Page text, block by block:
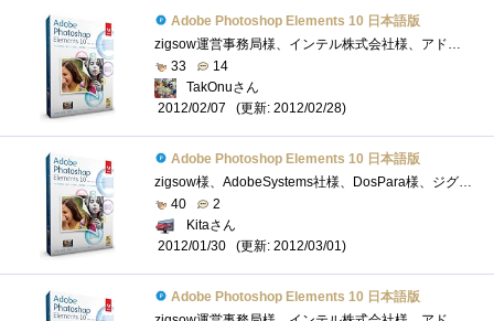
Adobe Photoshop Elements 10 日本語版
zigsow運営事務局様、インテル株式会社様、アドビシステムズ株式会社様、この度は、プレミアムレビュー「板東寛司のネコカメ写真教室-自分だけ�...
33
14
TakOnuさん
2012/02/07
(更新: 2012/02/28)
Adobe Photoshop Elements 10 日本語版
zigsow様、AdobeSystems社様、DosPara様、ジグソープレミアムレビュー「板東寛司のネコカメ写真教室」レビューアーに選出頂き有難うございます。【感�...
40
2
Kitaさん
2012/01/30
(更新: 2012/03/01)
Adobe Photoshop Elements 10 日本語版